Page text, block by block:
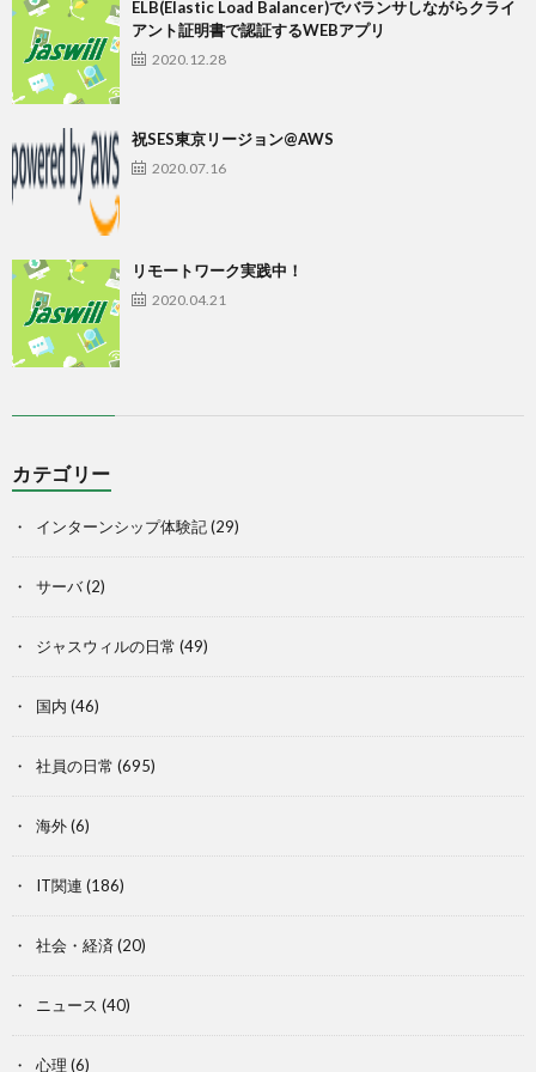
ELB(Elastic Load Balancer)でバランサしながらクライ
アント証明書で認証するWEBアプリ
2020.12.28
祝SES東京リージョン@AWS
2020.07.16
リモートワーク実践中！
2020.04.21
カテゴリー
インターンシップ体験記(29)
サーバ(2)
ジャスウィルの日常 (49)
国内 (46)
社員の日常 (695)
海外(6)
IT関連 (186)
社会・経済 (20)
ニュース (40)
心理 (6)